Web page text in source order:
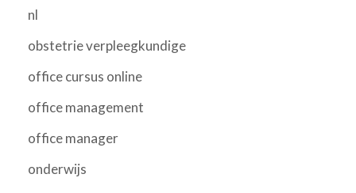
nl
obstetrie verpleegkundige
office cursus online
office management
office manager
onderwijs